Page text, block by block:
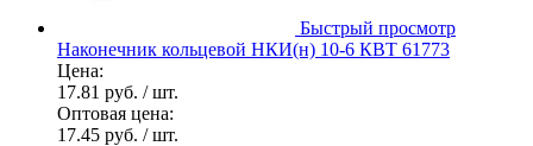
Быстрый просмотр
Наконечник кольцевой НКИ(н) 10-6 КВТ 61773
Цена:
17.81 руб. / шт.
Оптовая цена:
17.45 руб. / шт.